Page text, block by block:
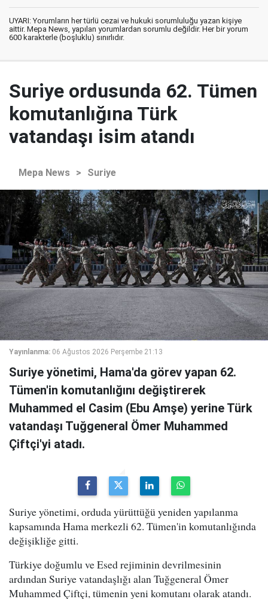
UYARI: Yorumların her türlü cezai ve hukuki sorumluluğu yazan kişiye
aittir. Mepa News, yapılan yorumlardan sorumlu değildir. Her bir yorum
600 karakterle (boşluklu) sınırlıdır.
Suriye ordusunda 62. Tümen
komutanlığına Türk
vatandaşı isim atandı
Mepa News > Suriye
Yayınlanma: 06 Ağustos 2026 Perşembe 21:13
Suriye yönetimi, Hama'da görev yapan 62.
Tümen'in komutanlığını değiştirerek
Muhammed el Casim (Ebu Amşe) yerine Türk
vatandaşı Tuğgeneral Ömer Muhammed
Çiftçi'yi atadı.
Suriye yönetimi, orduda yürüttüğü yeniden yapılanma
kapsamında Hama merkezli 62. Tümen'in komutanlığında
değişikliğe gitti.
Türkiye doğumlu ve Esed rejiminin devrilmesinin
ardından Suriye vatandaşlığı alan Tuğgeneral Ömer
Muhammed Çiftçi, tümenin yeni komutanı olarak atandı.